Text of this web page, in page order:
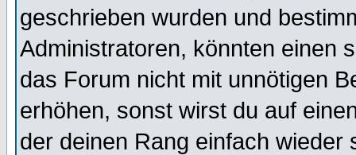
geschrieben wurden und
Administratoren, könnten einen
das Forum nicht mit unnötigen
erhöhen, sonst wirst du auf
der deinen Rang einfach wieder